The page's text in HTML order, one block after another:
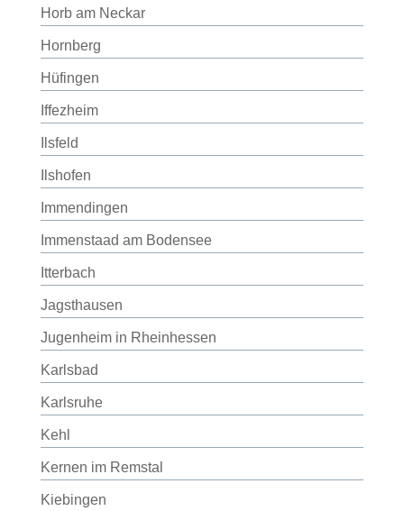
Horb am Neckar
Hornberg
Hüfingen
Iffezheim
Ilsfeld
Ilshofen
Immendingen
Immenstaad am Bodensee
Itterbach
Jagsthausen
Jugenheim in Rheinhessen
Karlsbad
Karlsruhe
Kehl
Kernen im Remstal
Kiebingen